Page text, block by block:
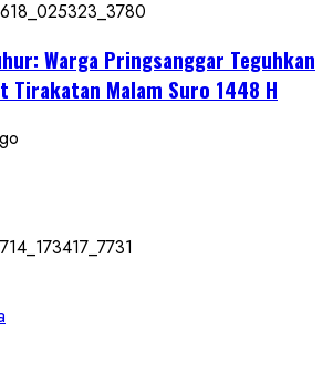
Warga Pringsanggar Teguhkan
Tirakatan Malam Suro 1448 H